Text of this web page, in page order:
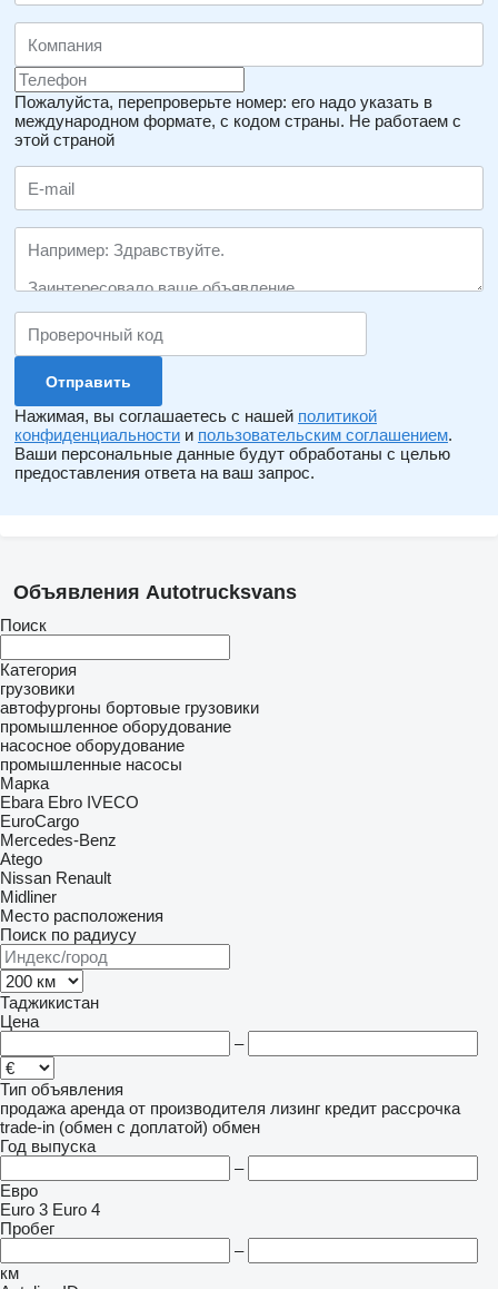
Пожалуйста, перепроверьте номер: его надо указать в
международном формате, с кодом страны. Не работаем с
этой страной
Нажимая, вы соглашаетесь с нашей политикой
конфиденциальности и пользовательским соглашением.
Ваши персональные данные будут обработаны с целью
предоставления ответа на ваш запрос.
Объявления Autotrucksvans
Поиск
Категория
грузовики
автофургоны бортовые грузовики
промышленное оборудование
насосное оборудование
промышленные насосы
Марка
Ebara Ebro IVECO
EuroCargo
Mercedes-Benz
Atego
Nissan Renault
Midliner
Место расположения
Поиск по радиусу
Таджикистан
Цена
–
Тип объявления
продажа аренда от производителя лизинг кредит рассрочка
trade-in (обмен с доплатой) обмен
Год выпуска
–
Евро
Euro 3 Euro 4
Пробег
–
км